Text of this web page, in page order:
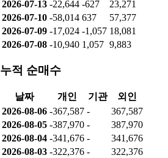
2026-07-13 -22,644 -627
23,271
2026-07-10 -58,014 637
57,377
2026-07-09 -17,024 -1,057 18,081
2026-07-08 -10,940 1,057 9,883
누적 순매수
날짜 개인 기관
외인
2026-08-06 -367,587 -
367,587
2026-08-05 -387,970 -
387,970
2026-08-04 -341,676 -
341,676
2026-08-03 -322,376 -
322,376